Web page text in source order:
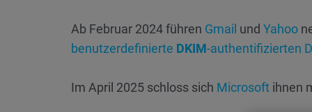
Ab Februar 2024 führen Gmail und Yahoo
benutzerdefinierte DKIM-authentifizierten
Im April 2025 schloss sich Microsoft ihnen